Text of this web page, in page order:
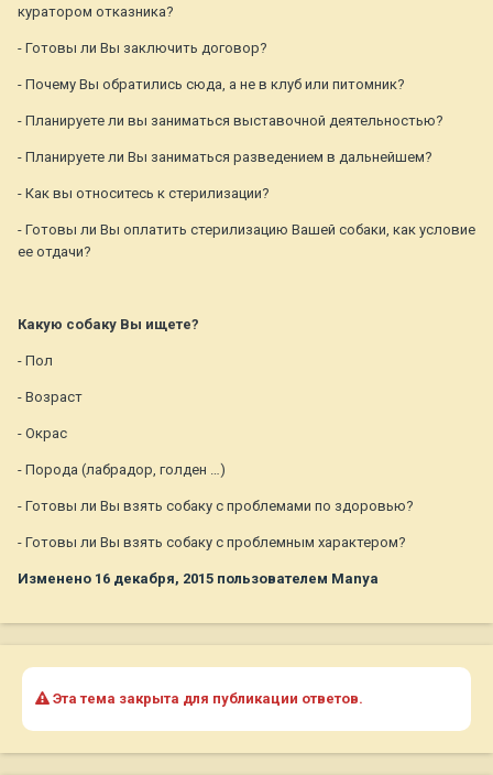
куратором отказника?
- Готовы ли Вы заключить договор?
- Почему Вы обратились сюда, а не в клуб или питомник?
- Планируете ли вы заниматься выставочной деятельностью?
- Планируете ли Вы заниматься разведением в дальнейшем?
- Как вы относитесь к стерилизации?
- Готовы ли Вы оплатить стерилизацию Вашей собаки, как условие
ее отдачи?
Какую собаку Вы ищете?
- Пол
- Возраст
- Окрас
- Порода (лабрадор, голден …)
- Готовы ли Вы взять собаку с проблемами по здоровью?
- Готовы ли Вы взять собаку с проблемным характером?
Изменено 16 декабря, 2015 пользователем Manya
Эта тема закрыта для публикации ответов.